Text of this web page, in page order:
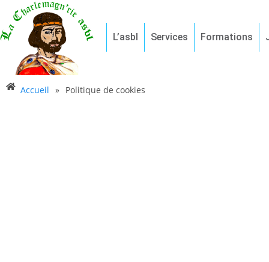
L’asbl Services Formations
Accueil » Politique de cookies